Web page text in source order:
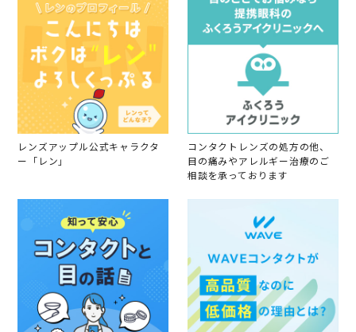
レンズアップル公式キャラクタ
ー「レン」
コンタクトレンズの処方の他、
目の痛みやアレルギー治療のご
相談を承っております